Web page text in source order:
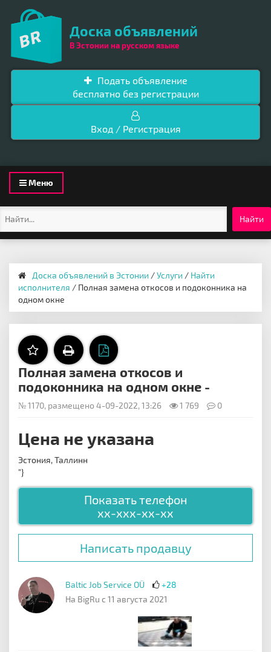
Доска объявлений
В Эстонии на русском языке
Подать объявление
бесплатно без регистрации
Вход / Регистрация
Toggle
navigation
Меню
Найти
Доска объявлений в Эстонии /Услуги / Найти
исполнителя / Полная замена откосов и подоконника на
одном окне
Полная замена откосов и
подоконника на одном окне -
№ 1170, размещено 4-09-2022, 13:26 1 769 0
Цена не указана
Эстония, Таллинн
"}
Показать телефон
xx-xxx-xx-xx
Написать продавцу
Baltic Job Service OÜ
+28
На BigRu с 11 августа 2021